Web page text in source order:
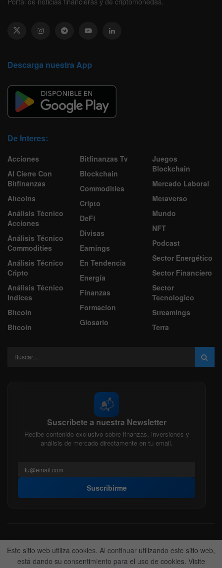
Descarga nuestra App
De Interes:
Acciones
Al Cierre Con
Bitfinanzas
Altcoins
Análisis Técnico
Acciones
Análisis Técnico
Commodities
Análisis Técnico
Cripto
Análisis Técnico
Indices
Bitcoin
Bitcoin
Bitfinanzas Tv
Blockchain
Commodities
Cripto
DeFi
Divisas
Earnings
En Tendencia
Energía
Finanzas
Formacion
Glosario
Juegos
Blockchain
Mercado Laboral
Metaverso
Mundo
NFT
Podcast
Sector Energético
Sector Financiero
Sector
Tecnologico
Streamings
Terra
📬
Suscríbete a nuestra Newsletter
Recibe contenido exclusivo sobre finanzas, inversiones y
análisis de mercado directamente en tu email.
Suscribirme
Acerca de nosotros Politica Editorial
Nuestro Equipo
Contactanos
Anunciate
Este sitio web utiliza cookies. Al continuar utilizando este sitio web,
está dando su consentimiento para el uso de cookies. Visite